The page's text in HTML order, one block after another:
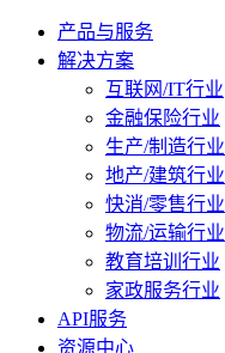
产品与服务
解决方案
互联网/IT行业
金融保险行业
生产/制造行业
地产/建筑行业
快消/零售行业
物流/运输行业
教育培训行业
家政服务行业
API服务
资源中心